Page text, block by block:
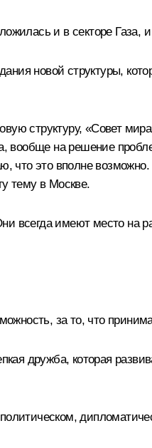
и в секторе Газа,
новой структуры,
структуру, «Совет
вообще на решение
это вполне
тему в Москве.
всегда имеют место на
за то, что
дружба, которая